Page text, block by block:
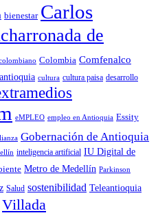
bienestar Carlos
de
Colombia Comfenalco
cultura cultura paisa desarrollo
eMPLEO empleo en Antioquia Essity
Gobernación de Antioquia
inteligencia artificial IU Digital de
Metro de Medellín Parkinson
Salud sostenibilidad Teleantioquia
Villada